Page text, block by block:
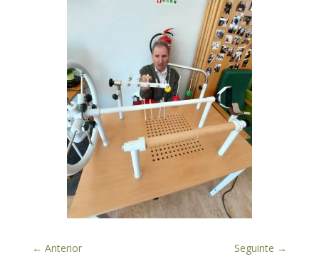
← Anterior Seguinte →